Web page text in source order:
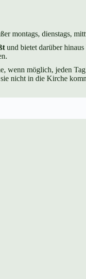
montags, dienstags,
und bietet darüber
möglich, jeden Tag
nicht in die Kirche